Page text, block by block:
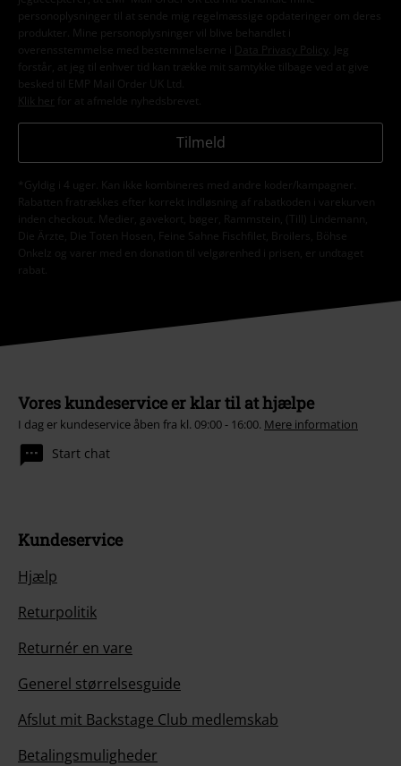
personoplysninger til at sende mig regelmæssige opdateringer om deres
produkter. Mine personoplysninger vil blive behandlet i
overensstemmelse med bestemmelserne i
Data Privacy Policy
. Jeg
forstår, at jeg til enhver tid kan trække mit samtykke tilbage ved at give
besked til EMP Mail Order UK Ltd.
Klik her
for at afmelde nyhedsbrevet.
Tilmeld
*Gyldig i 4 uger. Kan ikke kombineres med andre koder/kampagner.
Rabatten fratrækkes efter korrekt indløsning af rabatkoden i varekurven
inden checkout. Medier, gavekort, bøger, Rammstein, (Till) Lindemann,
Die Ärzte, Die Toten Hosen, Feine Sahne Fischfilet, Broilers, Böhse
Onkelz og varer med en donation til velgørenhed i prisen, er undtaget
rabat.
Vores kundeservice er klar til at hjælpe
I dag er kundeservice åben fra kl. 09:00 - 16:00. Mere information
Start chat
Kundeservice
Hjælp
Returpolitik
Returnér en vare
Generel størrelsesguide
Afslut mit Backstage Club medlemskab
Betalingsmuligheder